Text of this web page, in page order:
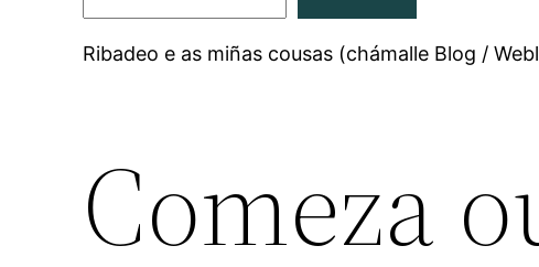
Ribadeo e as miñas cousas (chámalle Blog /
Comeza